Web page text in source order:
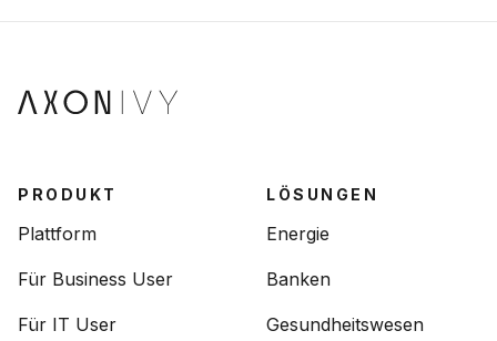
PRODUKT
Plattform
Für Business User
Für IT User
LÖSUNGEN
Energie
Banken
Gesundheitswesen